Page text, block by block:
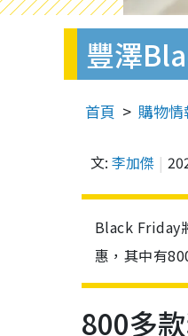
豐澤
首頁 購物情
文: 李加傑
Black Friday
惠，其中有
800多